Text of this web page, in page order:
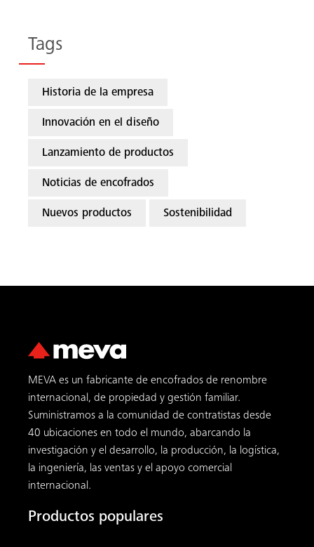
Tags
Historia de la empresa
Innovación en el diseño
Lanzamiento de productos
Noticias de encofrados
Nuevos productos Sostenibilidad
MEVA es un fabricante de encofrados de renombre
internacional, de propiedad y gestión familiar.
Suministramos a la comunidad de contratistas desde
40 ubicaciones en todo el mundo, abarcando la
investigación y el desarrollo, la producción, la logística,
la ingeniería, las ventas y el apoyo comercial
internacional.
Productos populares